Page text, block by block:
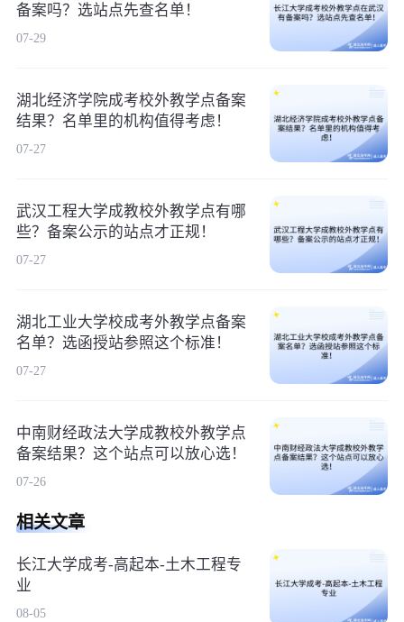
备案吗？选站点先查名单！
07-29
湖北经济学院成考校外教学点备案
结果？名单里的机构值得考虑！
07-27
武汉工程大学成教校外教学点有哪
些？备案公示的站点才正规！
07-27
湖北工业大学校成考外教学点备案
名单？选函授站参照这个标准！
07-27
中南财经政法大学成教校外教学点
备案结果？这个站点可以放心选！
07-26
相关文章
长江大学成考-高起本-土木工程专
业
08-05